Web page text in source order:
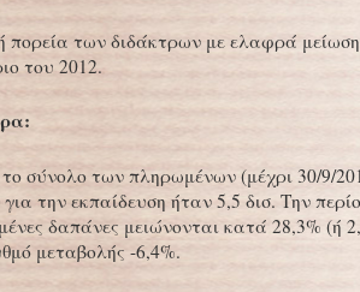
πορεία των διδάκτρων με ελαφρά
του 2012.
το σύνολο των πληρωμένων (μέχρι 30/9/
την εκπαίδευση ήταν 5,5 δισ. Την
δαπάνες μειώνονται κατά 28,3% (ή
μεταβολής -6,4%.